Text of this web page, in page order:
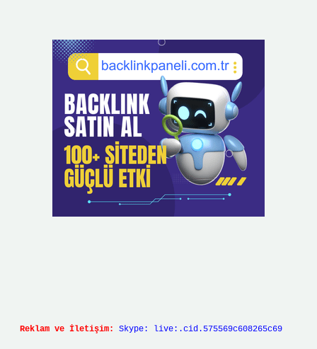
Reklam ve İletişim: Skype: live:.cid.575569c608265c69